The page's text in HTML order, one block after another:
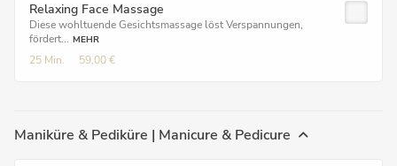
Relaxing Face Massage
Diese wohltuende Gesichtsmassage löst Verspannungen,
fördert... MEHR
25 Min. 59,00 €
Maniküre & Pediküre | Manicure & Pedicure